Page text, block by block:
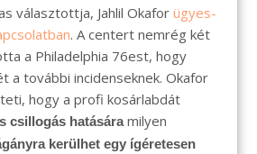
választottja, Jahlil Okafor ügyes-
. A centert nemrég két
a Philadelphia 76est, hogy
a további incidenseknek. Okafor
hogy a profi kosárlabdát
csillogás hatásáramilyen
kerülhet egy ígéretesen